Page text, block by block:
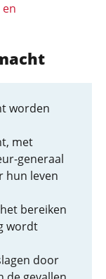
worden
met
generaal
hun leven
bereiken
wordt
door